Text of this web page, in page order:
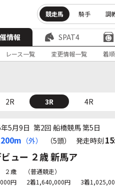
競走馬 騎手 調
情報 SPAT4
レース一覧 変更情報一覧 着
2R 3R 4R
5月9日 第2回 船橋競馬 第5日
（外） （5頭） 発走時刻
ュー ２歳 新馬ア
２歳
（普通競走）
円 2着1,640,000円 3着